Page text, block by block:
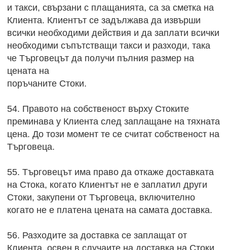
и такси, свързани с плащанията, са за сметка на
Клиента. Клиентът се задължава да извърши
всички необходими действия и да заплати всички
необходими съпътстващи такси и разходи, така
че Търговецът да получи пълния размер на
цената на
поръчаните Стоки.
54. Правото на собственост върху Стоките
преминава у Клиента след заплащане на тяхната
цена. До този момент те се считат собственост на
Търговеца.
55. Търговецът има право да откаже доставката
на Стока, когато Клиентът не е заплатил други
Стоки, закупени от Търговеца, включително
когато не е платена цената на самата доставка.
56. Разходите за доставка се заплащат от
Клиента, освен в случаите на доставка на Стоки